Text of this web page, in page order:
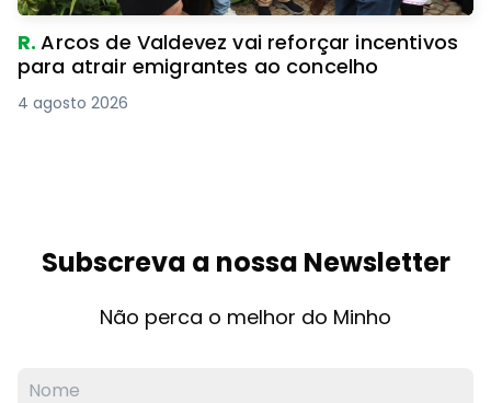
R.Arcos de Valdevez vai reforçar incentivos
para atrair emigrantes ao concelho
4 agosto 2026
Subscreva a nossa Newsletter
Não perca o melhor do Minho